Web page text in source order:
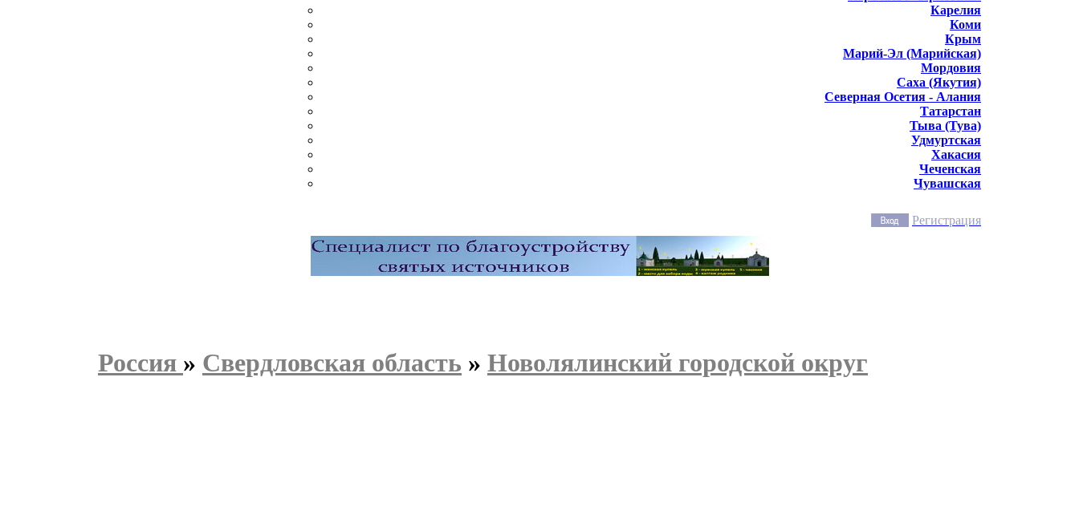
Карелия
Коми
Крым
Марий-Эл (Марийская)
Мордовия
Саха (Якутия)
Северная Осетия - Алания
Татарстан
Тыва (Тува)
Удмуртская
Хакасия
Чеченская
Чувашская
Регистрация
Россия » Свердловская область » Новолялинский городской округ